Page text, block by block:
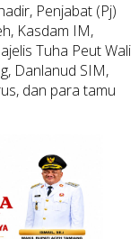
Penjabat (Pj)
Kasdam IM,
Tuha Peut Wali
Danlanud SIM,
dan para tamu